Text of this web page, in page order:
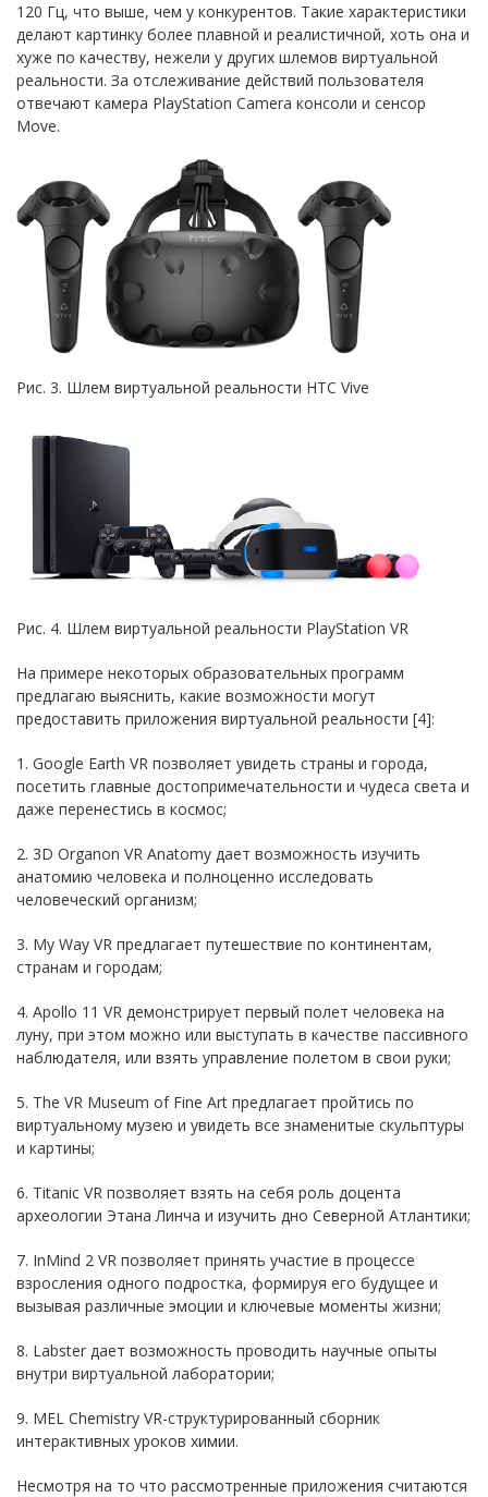
120 Гц, что выше, чем у конкурентов. Такие характеристики
делают картинку более плавной и реалистичной, хоть она и
хуже по качеству, нежели у других шлемов виртуальной
реальности. За отслеживание действий пользователя
отвечают камера PlayStation Camera консоли и сенсор
Move.
Рис. 3. Шлем виртуальной реальности HTC Vive
Рис. 4. Шлем виртуальной реальности PlayStation VR
На примере некоторых образовательных программ
предлагаю выяснить, какие возможности могут
предоставить приложения виртуальной реальности [4]:
1. Google Earth VR позволяет увидеть страны и города,
посетить главные достопримечательности и чудеса света и
даже перенестись в космос;
2. 3D Organon VR Anatomy дает возможность изучить
анатомию человека и полноценно исследовать
человеческий организм;
3. My Way VR предлагает путешествие по континентам,
странам и городам;
4. Apollo 11 VR демонстрирует первый полет человека на
луну, при этом можно или выступать в качестве пассивного
наблюдателя, или взять управление полетом в свои руки;
5. The VR Museum of Fine Art предлагает пройтись по
виртуальному музею и увидеть все знаменитые скульптуры
и картины;
6. Titanic VR позволяет взять на себя роль доцента
археологии Этана Линча и изучить дно Северной Атлантики;
7. InMind 2 VR позволяет принять участие в процессе
взросления одного подростка, формируя его будущее и
вызывая различные эмоции и ключевые моменты жизни;
8. Labster дает возможность проводить научные опыты
внутри виртуальной лаборатории;
9. MEL Chemistry VR-структурированный сборник
интерактивных уроков химии.
Несмотря на то что рассмотренные приложения считаются